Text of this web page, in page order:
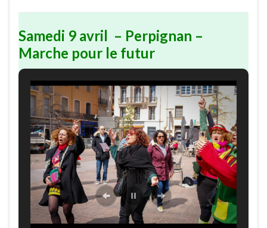
Samedi 9 avril – Perpignan –
Marche pour le futur